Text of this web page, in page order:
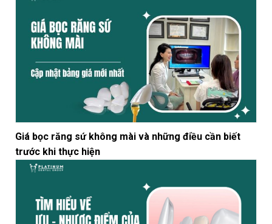
Giá bọc răng sứ không mài và những điều cần biết
trước khi thực hiện